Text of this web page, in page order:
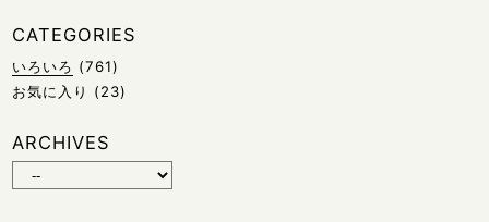
CATEGORIES
いろいろ (761)
お気に入り
(23)
ARCHIVES